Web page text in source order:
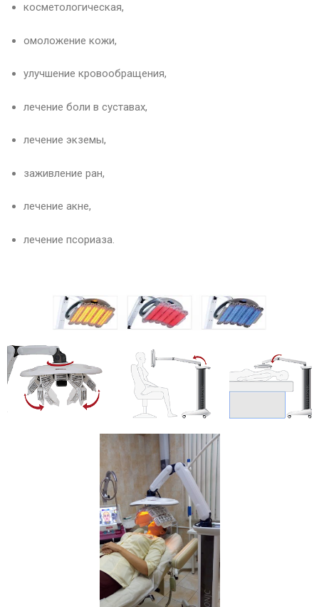
косметологическая,
омоложение кожи,
улучшение кровообращения,
лечение боли в суставах,
лечение экземы,
заживление ран,
лечение акне,
лечение псориаза.